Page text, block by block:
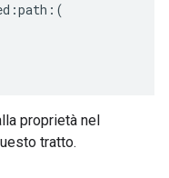
proprietà nel
tratto.